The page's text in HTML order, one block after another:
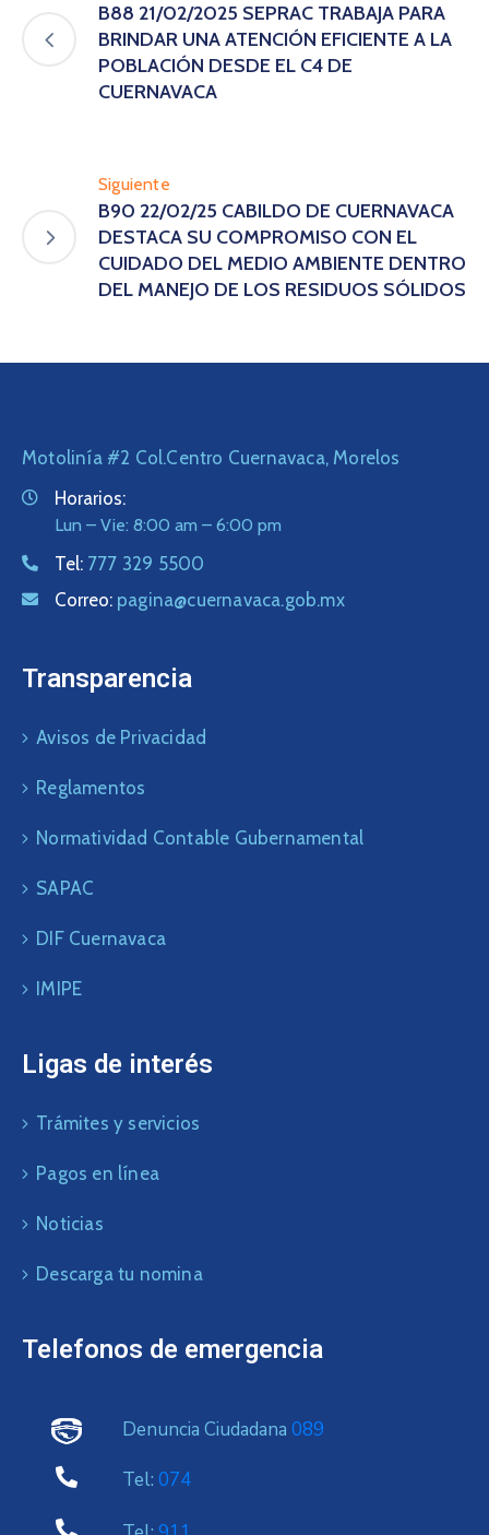
B88 21/02/2025 SEPRAC TRABAJA PARA
BRINDAR UNA ATENCIÓN EFICIENTE A LA
POBLACIÓN DESDE EL C4 DE
CUERNAVACA
Siguiente
B90 22/02/25 CABILDO DE CUERNAVACA
DESTACA SU COMPROMISO CON EL
CUIDADO DEL MEDIO AMBIENTE DENTRO
DEL MANEJO DE LOS RESIDUOS SÓLIDOS
Motolinía #2 Col.Centro Cuernavaca, Morelos
Horarios:
Lun – Vie: 8:00 am – 6:00 pm
Tel: 777 329 5500
Correo: pagina@cuernavaca.gob.mx
Transparencia
Avisos de Privacidad
Reglamentos
Normatividad Contable Gubernamental
SAPAC
DIF Cuernavaca
IMIPE
Ligas de interés
Trámites y servicios
Pagos en línea
Noticias
Descarga tu nomina
Telefonos de emergencia
Denuncia Ciudadana 089
Tel: 074